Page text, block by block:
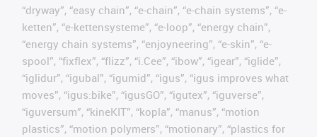
“dryway”, “easy chain”, “e-chain”, “e-chain systems”, “e-
ketten”, “e-kettensysteme”, “e-loop”, “energy chain”,
“energy chain systems”, “enjoyneering”, “e-skin”, “e-
spool”, “fixflex”, “flizz”, “i.Cee”, “ibow”, “igear”, “iglide”,
“iglidur”, “igubal”, “igumid”, “igus”, “igus improves what
moves”, “igus:bike”, “igusGO”, “igutex”, “iguverse”,
“iguversum”, “kineKIT”, “kopla”, “manus”, “motion
plastics”, “motion polymers”, “motionary”, “plastics for